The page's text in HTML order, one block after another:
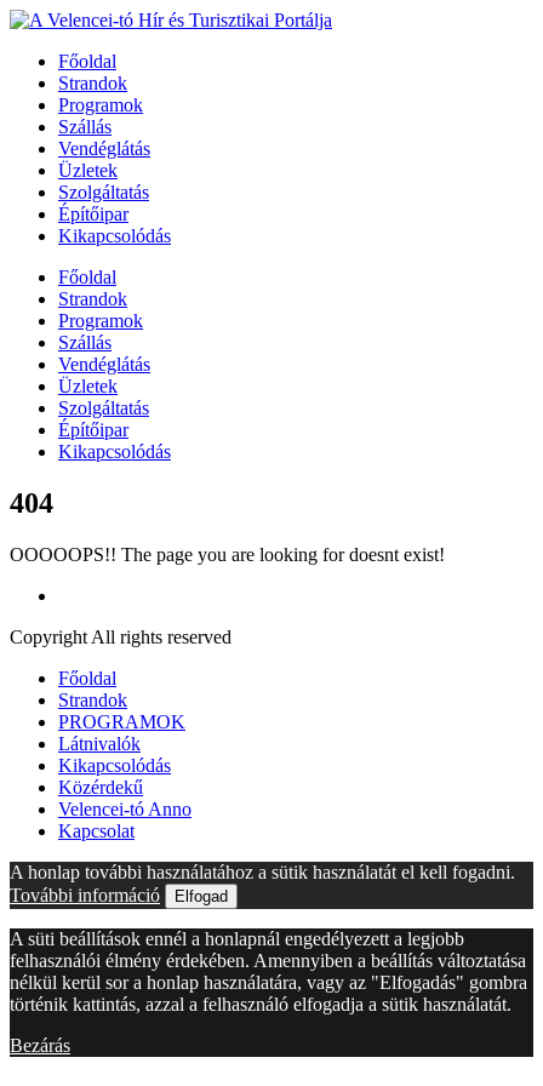
Főoldal
Strandok
Programok
Szállás
Vendéglátás
Üzletek
Szolgáltatás
Építőipar
Kikapcsolódás
Főoldal
Strandok
Programok
Szállás
Vendéglátás
Üzletek
Szolgáltatás
Építőipar
Kikapcsolódás
404
OOOOOPS!! The page you are looking for doesnt exist!
Copyright All rights reserved
Főoldal
Strandok
PROGRAMOK
Látnivalók
Kikapcsolódás
Közérdekű
Velencei-tó Anno
Kapcsolat
A honlap további használatához a sütik használatát el kell fogadni.
További információ
Elfogad
A süti beállítások ennél a honlapnál engedélyezett a legjobb
felhasználói élmény érdekében. Amennyiben a beállítás változtatása
nélkül kerül sor a honlap használatára, vagy az "Elfogadás" gombra
történik kattintás, azzal a felhasználó elfogadja a sütik használatát.
Bezárás